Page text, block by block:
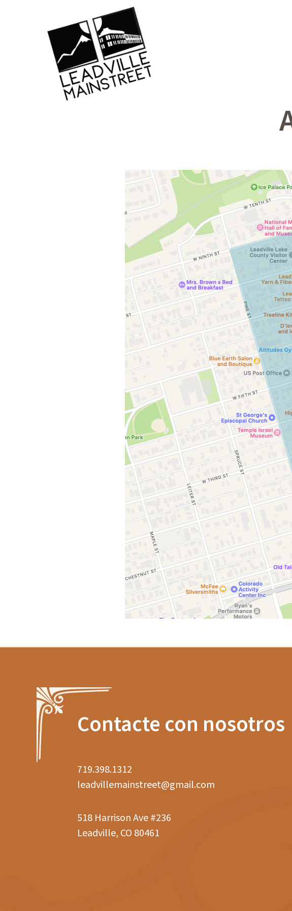
Contacte con nosotros
719.398.1312
leadvillemainstreet@gmail.com
518 Harrison Ave #236
Leadville, CO 80461